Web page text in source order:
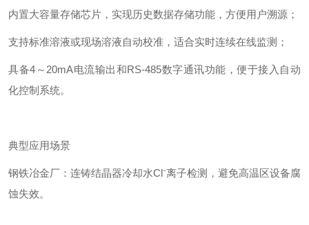
内置大容量存储芯片，实现历史数据存储功能，方便用户溯源；
支持标准溶液或现场溶液自动校准，适合实时连续在线监测；
具备4～20mA电流输出和RS-485数字通讯功能，便于接入自动
化控制系统。
典型应用场景
钢铁冶金厂：连铸结晶器冷却水Cl⁻离子检测，避免高温区设备腐
蚀失效。